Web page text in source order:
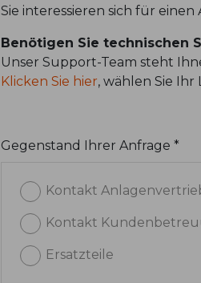
Sie interessieren sich für
Benötigen Sie technischen
Unser Support-Team steht
Klicken Sie hier, wählen Sie
Gegenstand Ihrer Anfrage *
Kontakt
Kontakt
Ersatzteile